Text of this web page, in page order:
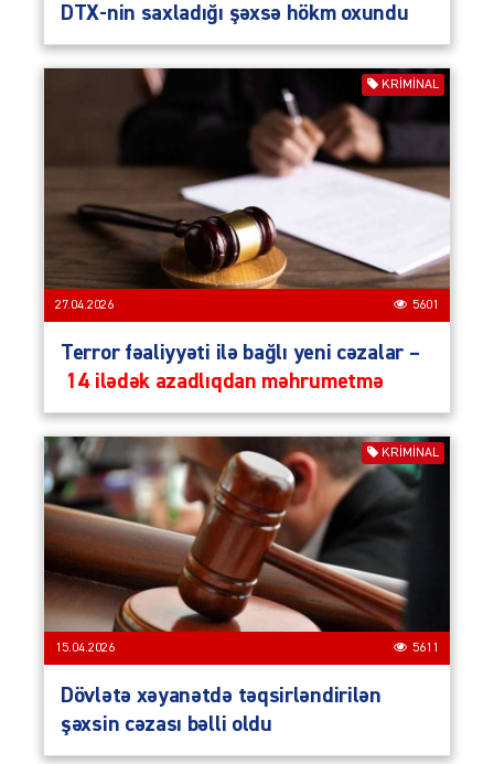
DTX-nin saxladığı şəxsə hökm oxundu
KRIMINAL
27.04.2026 5601
Terror fəaliyyəti ilə bağlı yeni cəzalar –
14 ilədək azadlıqdan məhrumetmə
KRIMINAL
15.04.2026 5611
Dövlətə xəyanətdə təqsirləndirilən
şəxsin cəzası bəlli oldu